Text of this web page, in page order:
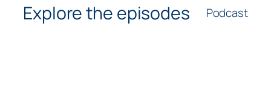
Explore the episodes Podcast